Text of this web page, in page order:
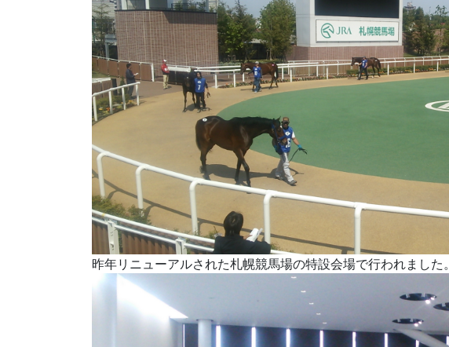
昨年リニューアルされた札幌競馬場の特設会場で行われました。